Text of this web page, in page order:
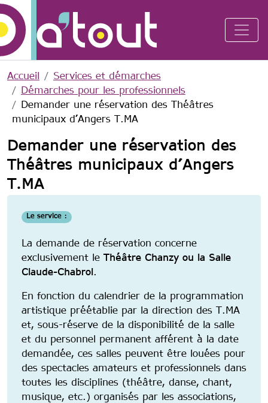
Accueil
Services et démarches
Démarches pour les professionnels
Demander une réservation des Théâtres
municipaux d’Angers T.MA
Demander une réservation des
Théâtres municipaux d’Angers
T.MA
Le service :
La demande de réservation concerne
exclusivement le Théâtre Chanzy ou la Salle
Claude-Chabrol.
En fonction du calendrier de la programmation
artistique préétablie par la direction des T.MA
et, sous-réserve de la disponibilité de la salle
et du personnel permanent afférent à la date
demandée, ces salles peuvent être louées pour
des spectacles amateurs et professionnels dans
toutes les disciplines (théâtre, danse, chant,
musique, etc.) organisés par les associations,